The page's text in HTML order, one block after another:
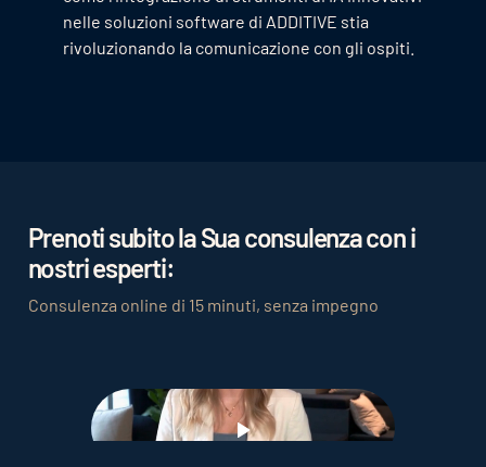
nelle soluzioni software di ADDITIVE stia
rivoluzionando la comunicazione con gli ospiti.
Prenoti subito la Sua consulenza con i
nostri esperti:
Consulenza online di 15 minuti, senza impegno
Play